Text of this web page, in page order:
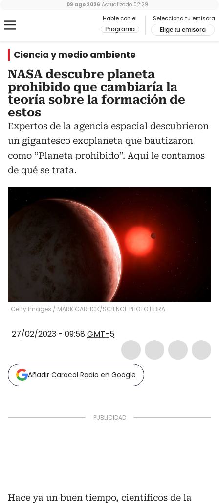
Hable con el
Programa
Selecciona tu emisora
Elige tu emisora
09 ago 2026 Actualizado 02:29
Ciencia y medio ambiente
NASA descubre planeta
prohibido que cambiaría la
teoría sobre la formación de
estos
Expertos de la agencia espacial descubrieron
un gigantesco exoplaneta que bautizaron
como “Planeta prohibido”. Aquí le contamos
de qué se trata.
Getty Images / MARK GARLICK/SCIENCE PHOTO LIBRA
27/02/2023 - 09:58 GMT-5
Añadir Caracol Radio en Google
Hace ya un buen tiempo, científicos de la